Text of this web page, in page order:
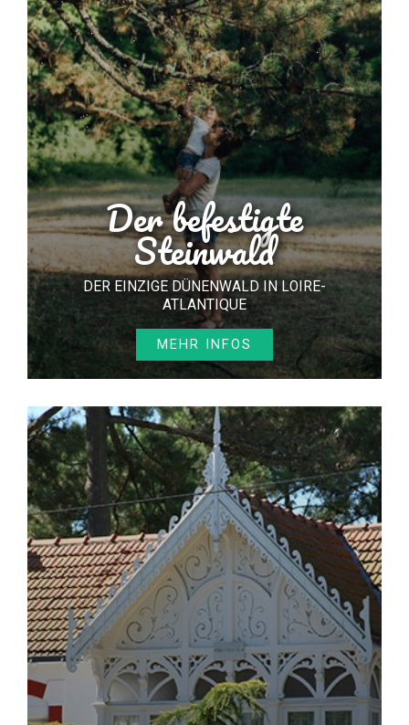
Der befestigte
Steinwald
DER EINZIGE DÜNENWALD IN LOIRE-
ATLANTIQUE
MEHR INFOS